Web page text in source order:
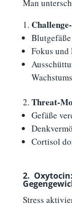
Man
Fokus
Threat-
Gefäße
Cortisol
2.
Stress